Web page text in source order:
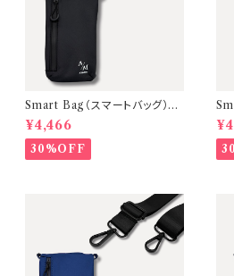
Smart Bag（スマートバッグ）2
WAYスマホボディバッグ【本体：
Black 金具：Black】
¥4,466
30%OFF